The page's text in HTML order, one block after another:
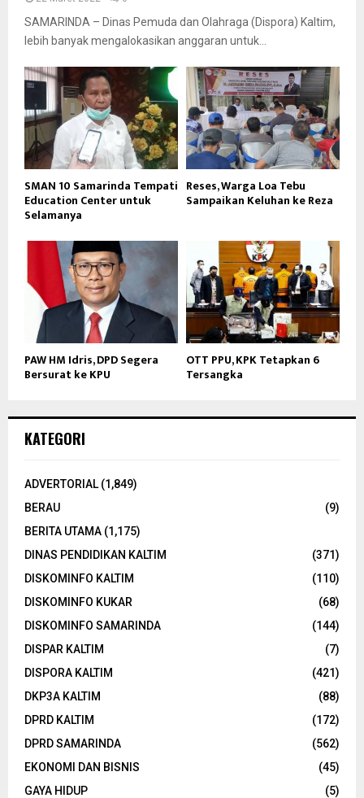
SAMARINDA – Dinas Pemuda dan Olahraga (Dispora) Kaltim,
lebih banyak mengalokasikan anggaran untuk...
SMAN 10 Samarinda Tempati
Education Center untuk
Selamanya
Reses, Warga Loa Tebu
Sampaikan Keluhan ke Reza
PAW HM Idris, DPD Segera
Bersurat ke KPU
OTT PPU, KPK Tetapkan 6
Tersangka
KATEGORI
ADVERTORIAL (1,849)
BERAU
(9)
BERITA UTAMA (1,175)
DINAS PENDIDIKAN KALTIM
(371)
DISKOMINFO KALTIM
(110)
DISKOMINFO KUKAR
(68)
DISKOMINFO SAMARINDA
(144)
DISPAR KALTIM
(7)
DISPORA KALTIM
(421)
DKP3A KALTIM
(88)
DPRD KALTIM
(172)
DPRD SAMARINDA
(562)
EKONOMI DAN BISNIS
(45)
GAYA HIDUP
(5)